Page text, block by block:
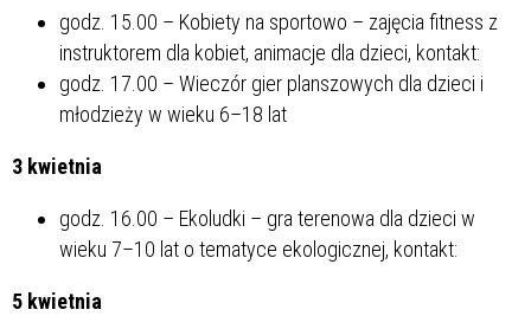
godz. 15.00 – Kobiety na sportowo – zajęcia fitness z
instruktorem dla kobiet, animacje dla dzieci, kontakt:
godz. 17.00 – Wieczór gier planszowych dla dzieci i
młodzieży w wieku 6–18 lat
3 kwietnia
godz. 16.00 – Ekoludki – gra terenowa dla dzieci w
wieku 7–10 lat o tematyce ekologicznej, kontakt:
5 kwietnia